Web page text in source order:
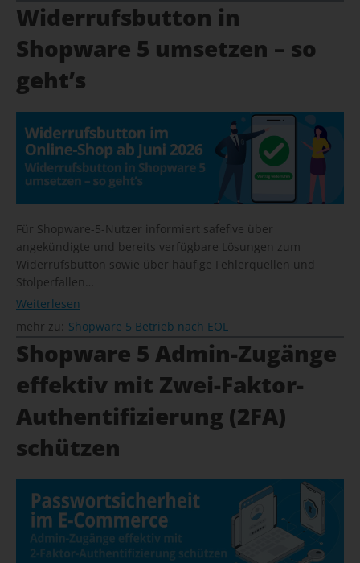
Widerrufsbutton in
Shopware 5 umsetzen – so
geht’s
Für Shopware-5-Nutzer informiert safefive über
angekündigte und bereits verfügbare Lösungen zum
Widerrufsbutton sowie über häufige Fehlerquellen und
Stolperfallen…
Weiterlesen
mehr zu: Shopware 5 Betrieb nach EOL
Shopware 5 Admin-Zugänge
effektiv mit Zwei-Faktor-
Authentifizierung (2FA)
schützen